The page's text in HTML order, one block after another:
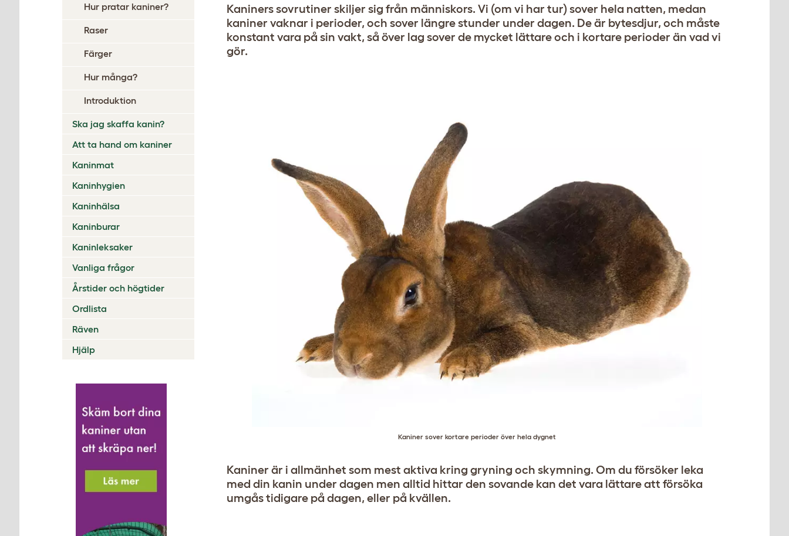
Hur pratar kaniner?
Raser
Färger
Hur många?
Introduktion
Ska jag skaffa kanin?
Att ta hand om kaniner
Kaninmat
Kaninhygien
Kaninhälsa
Kaninburar
Kaninleksaker
Vanliga frågor
Årstider och högtider
Ordlista
Räven
Hjälp
Kaniners sovrutiner skiljer sig från människors. Vi (om vi har tur) sover hela natten, medan
kaniner vaknar i perioder, och sover längre stunder under dagen. De är bytesdjur, och måste
konstant vara på sin vakt, så över lag sover de mycket lättare och i kortare perioder än vad vi
gör.
Kaniner sover kortare perioder över hela dygnet
Kaniner är i allmänhet som mest aktiva kring gryning och skymning. Om du försöker leka
med din kanin under dagen men alltid hittar den sovande kan det vara lättare att försöka
umgås tidigare på dagen, eller på kvällen.